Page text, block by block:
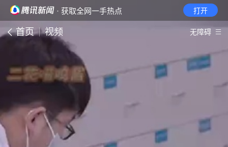
· 获取全网一手热点 打开
首页 视频 无障碍